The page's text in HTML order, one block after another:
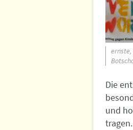
Die
und
tragen.